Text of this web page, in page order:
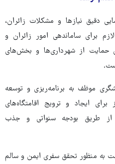
دقیق نیازها و مشکلات زائران،
برای ساماندهی امور زائران و
حمایت از شهرداری‌ها و بخش‌های
موظف به برنامه‌ریزی و توسعه
ایجاد و ترویج اقامتگاه‌های
از طریق بودجه سنواتی و جذب
به منظور تحقق سفری ایمن و سالم